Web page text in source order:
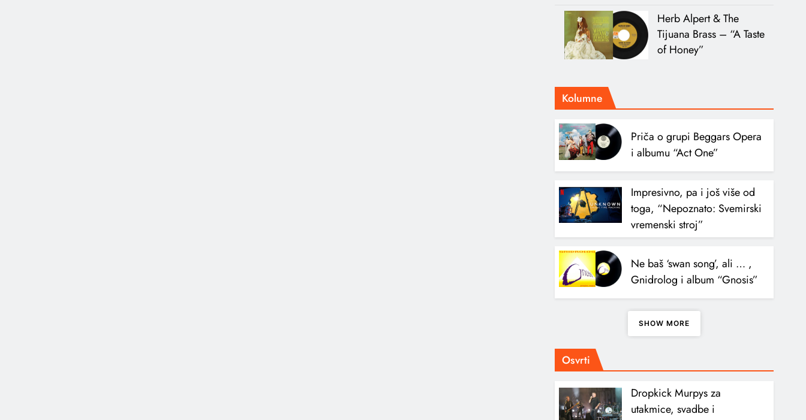
Herb Alpert & The
Tijuana Brass – “A Taste
of Honey”
Kolumne
Priča o grupi Beggars Opera
i albumu “Act One”
Impresivno, pa i još više od
toga, “Nepoznato: Svemirski
vremenski stroj”
Ne baš ‘swan song’, ali … ,
Gnidrolog i album “Gnosis”
SHOW MORE
Osvrti
Dropkick Murpys za
utakmice, svadbe i